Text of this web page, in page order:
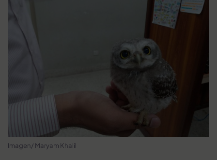
Imagen/ Maryam Khalil